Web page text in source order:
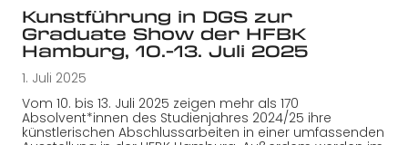
Kunstführung in DGS zur
Graduate Show der HFBK
Hamburg, 10.-13. Juli 2025
1. Juli 2025
Vom 10. bis 13. Juli 2025 zeigen mehr als 170
Absolvent*innen des Studienjahres 2024/25 ihre
künstlerischen Abschlussarbeiten in einer umfassenden